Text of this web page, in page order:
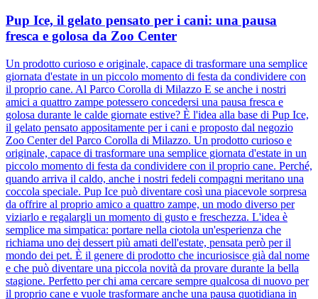
Pup Ice, il gelato pensato per i cani: una pausa
fresca e golosa da Zoo Center
Un prodotto curioso e originale, capace di trasformare una semplice
giornata d'estate in un piccolo momento di festa da condividere con
il proprio cane. Al Parco Corolla di Milazzo E se anche i nostri
amici a quattro zampe potessero concedersi una pausa fresca e
golosa durante le calde giornate estive? È l'idea alla base di Pup Ice,
il gelato pensato appositamente per i cani e proposto dal negozio
Zoo Center del Parco Corolla di Milazzo. Un prodotto curioso e
originale, capace di trasformare una semplice giornata d'estate in un
piccolo momento di festa da condividere con il proprio cane. Perché,
quando arriva il caldo, anche i nostri fedeli compagni meritano una
coccola speciale. Pup Ice può diventare così una piacevole sorpresa
da offrire al proprio amico a quattro zampe, un modo diverso per
viziarlo e regalargli un momento di gusto e freschezza. L'idea è
semplice ma simpatica: portare nella ciotola un'esperienza che
richiama uno dei dessert più amati dell'estate, pensata però per il
mondo dei pet. È il genere di prodotto che incuriosisce già dal nome
e che può diventare una piccola novità da provare durante la bella
stagione. Perfetto per chi ama cercare sempre qualcosa di nuovo per
il proprio cane e vuole trasformare anche una pausa quotidiana in